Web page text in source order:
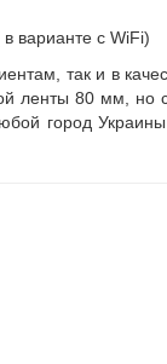
варианте с WiFi)
так и в
ленты 80 мм,
город